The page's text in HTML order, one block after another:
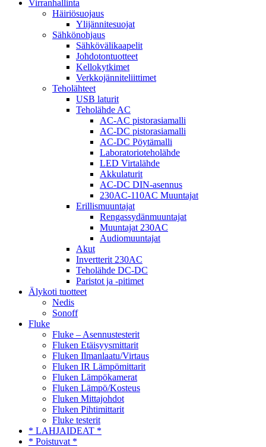
Virranhallinta
Häiriösuojaus
Ylijännitesuojat
Sähkönohjaus
Sähkövälikaapelit
Johdotontuotteet
Kellokytkimet
Verkkojänniteliittimet
Teholähteet
USB laturit
Teholähde AC
AC-AC pistorasiamalli
AC-DC pistorasiamalli
AC-DC Pöytämalli
Laboratorioteholähde
LED Virtalähde
Akkulaturit
AC-DC DIN-asennus
230AC-110AC Muuntajat
Erillismuuntajat
Rengassydänmuuntajat
Muuntajat 230AC
Audiomuuntajat
Akut
Invertterit 230AC
Teholähde DC-DC
Paristot ja -pitimet
Älykoti tuotteet
Nedis
Sonoff
Fluke
Fluke – Asennustesterit
Fluken Etäisyysmittarit
Fluken Ilmanlaatu/Virtaus
Fluken IR Lämpömittarit
Fluken Lämpökamerat
Fluken Lämpö/Kosteus
Fluken Mittajohdot
Fluken Pihtimittarit
Fluke testerit
* LAHJAIDEAT *
* Poistuvat *